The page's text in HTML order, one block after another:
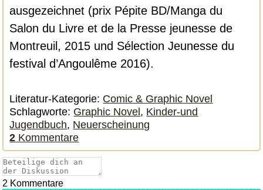
ausgezeichnet (prix Pépite BD/Manga du
Salon du Livre et de la Presse jeunesse de
Montreuil, 2015 und Sélection Jeunesse du
festival d’Angoulême 2016).
Literatur-Kategorie: Comic & Graphic Novel
Schlagworte: Graphic Novel, Kinder-und
Jugendbuch, Neuerscheinung
2 Kommentare
2 Kommentare